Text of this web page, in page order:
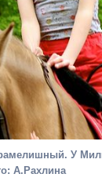
У
А.Рахлина